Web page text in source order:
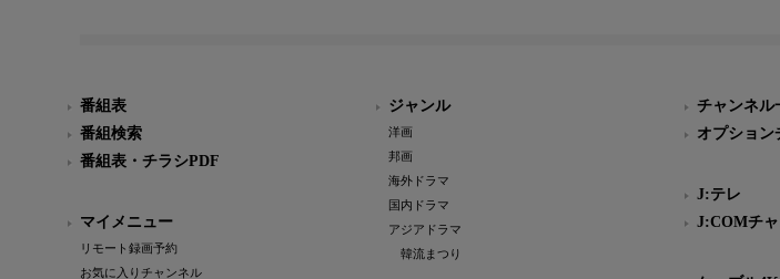
番組表
番組検索
番組表・チラシPDF
マイメニュー
リモート録画予約
お気に入りチャンネル
ジャンル
洋画
邦画
海外ドラマ
国内ドラマ
アジアドラマ
韓流まつり
チャンネル
オプション
J:テレ
J:COMチ